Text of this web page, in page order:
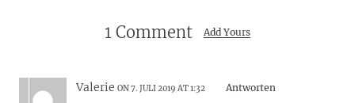
1 Comment Add Yours
Valerie ON 7. JULI 2019 AT 1:32
Antworten